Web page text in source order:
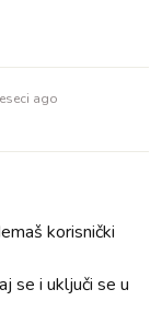
ago
korisnički
se i uključi se u